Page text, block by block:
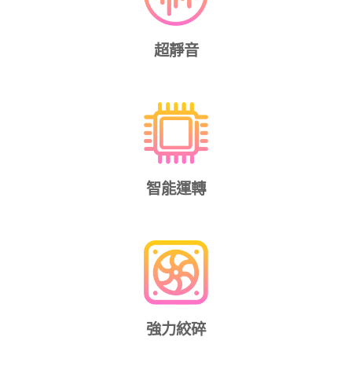
超靜音
智能運轉
強力絞碎